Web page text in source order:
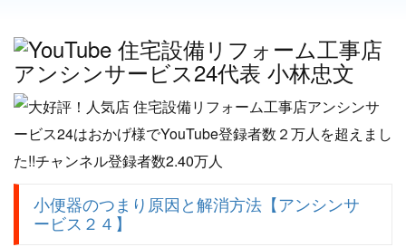
小便器のつまり原因と解消方法【アンシンサ
ービス２４】